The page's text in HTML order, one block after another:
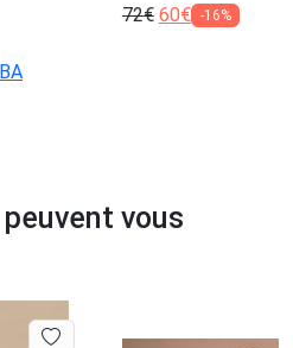
72€ 60€ -16%
vous